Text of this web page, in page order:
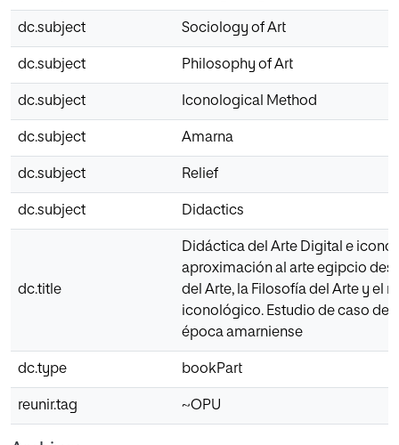
dc.subject Sociology of Art
dc.subject Philosophy of Art
dc.subject Iconological Method
dc.subject Amarna
dc.subject Relief
dc.subject Didactics
dc.title
Didáctica del Arte Digital e
aproximación al arte egipcio
del Arte, la Filosofía del Arte y el
iconológico. Estudio de caso de
época amarniense
dc.type bookPart
reunir.tag ~OPU